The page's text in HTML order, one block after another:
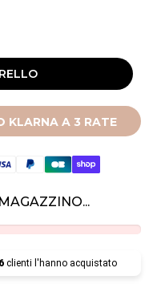
KLARNA A 3 RATE
clienti l'hanno acquistato